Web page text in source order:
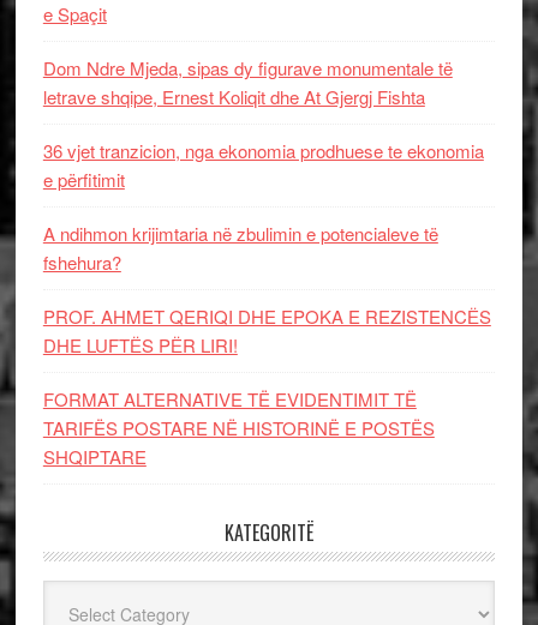
e Spaçit
Dom Ndre Mjeda, sipas dy figurave monumentale të
letrave shqipe, Ernest Koliqit dhe At Gjergj Fishta
36 vjet tranzicion, nga ekonomia prodhuese te ekonomia
e përfitimit
A ndihmon krijimtaria në zbulimin e potencialeve të
fshehura?
PROF. AHMET QERIQI DHE EPOKA E REZISTENCЁS
DHE LUFTЁS PЁR LIRI!
FORMAT ALTERNATIVE TË EVIDENTIMIT TË
TARIFËS POSTARE NË HISTORINË E POSTËS
SHQIPTARE
KATEGORITË